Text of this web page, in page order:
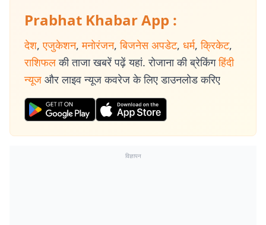
Prabhat Khabar App :
देश, एजुकेशन, मनोरंजन, बिजनेस अपडेट, धर्म, क्रिकेट,
राशिफल की ताजा खबरें पढ़ें यहां. रोजाना की ब्रेकिंग हिंदी
न्यूज और लाइव न्यूज कवरेज के लिए डाउनलोड करिए
विज्ञापन